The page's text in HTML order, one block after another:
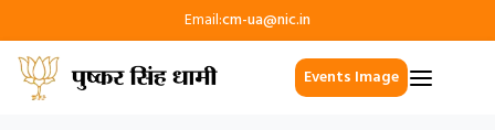
Email:cm-ua@nic.in
Events Image